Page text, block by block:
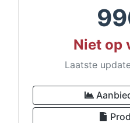
Niet op
Laatste